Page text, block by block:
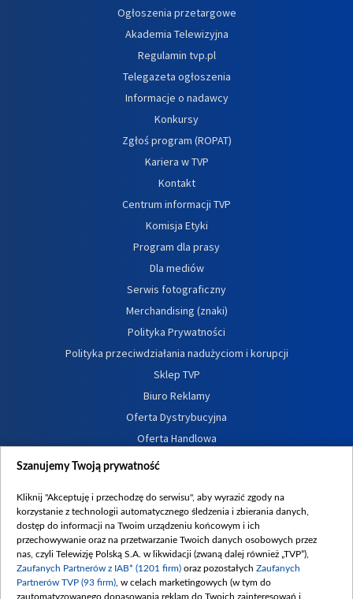
Ogłoszenia przetargowe
Akademia Telewizyjna
Regulamin tvp.pl
Telegazeta ogłoszenia
Informacje o nadawcy
Konkursy
Zgłoś program (ROPAT)
Kariera w TVP
Kontakt
Centrum informacji TVP
Komisja Etyki
Program dla prasy
Dla mediów
Serwis fotograficzny
Merchandising (znaki)
Polityka Prywatności
Polityka przeciwdziałania nadużyciom i korupcji
Sklep TVP
Biuro Reklamy
Oferta Dystrybucyjna
Oferta Handlowa
Dostępność
Procedura zgłoszeń wewnętrznych
Szanujemy Twoją prywatność
Kliknij "Akceptuję i przechodzę do serwisu", aby wyrazić zgody na
korzystanie z technologii automatycznego śledzenia i zbierania danych,
dostęp do informacji na Twoim urządzeniu końcowym i ich
przechowywanie oraz na przetwarzanie Twoich danych osobowych przez
nas, czyli Telewizję Polską S.A. w likwidacji (zwaną dalej również „TVP”),
Zaufanych Partnerów z IAB* (1201 firm) oraz pozostałych Zaufanych
Partnerów TVP (93 firm) , w celach marketingowych (w tym do
zautomatyzowanego dopasowania reklam do Twoich zainteresowań i